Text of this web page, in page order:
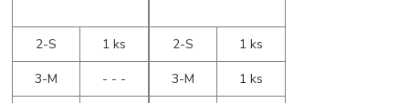
2-S
1 ks
3-M
- - -
2-S
1 ks
3-M
1 ks